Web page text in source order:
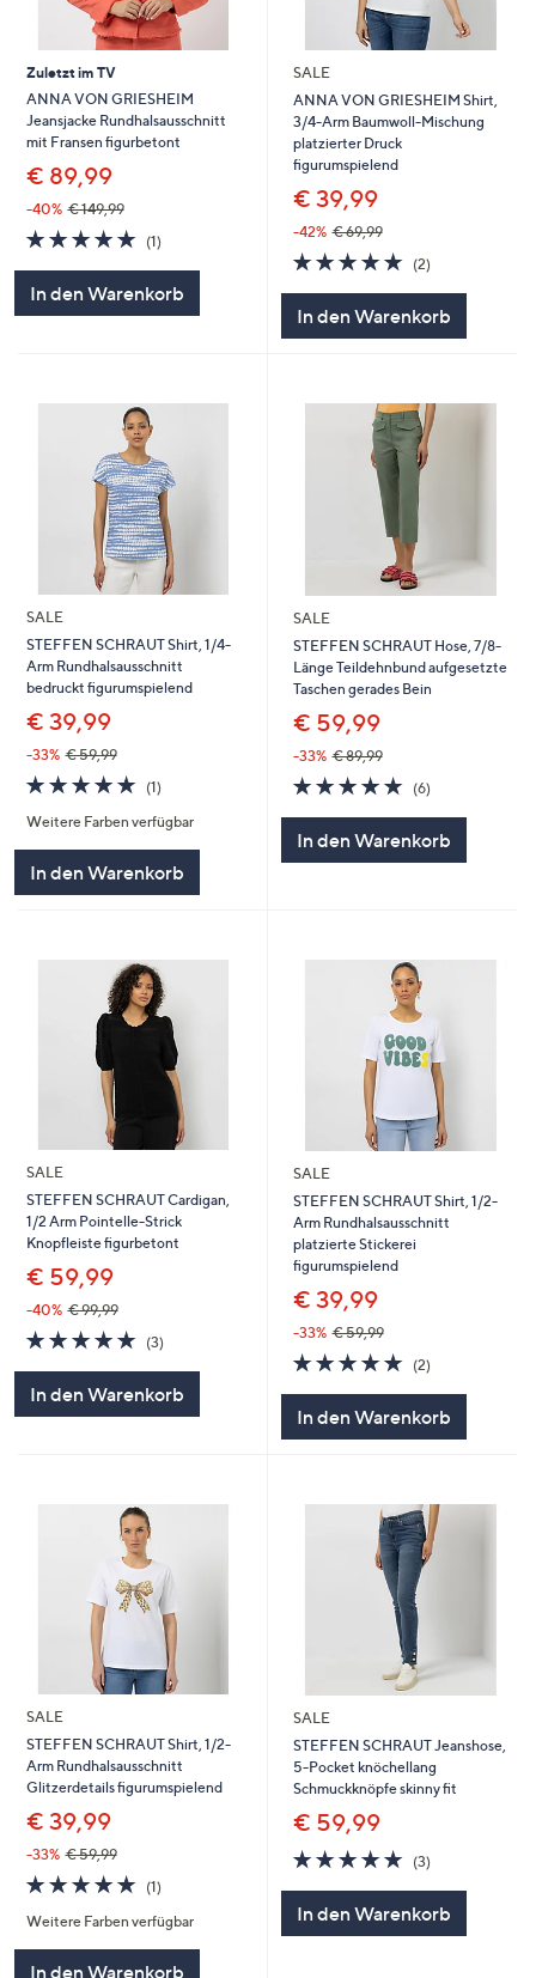
Zuletzt im TV
ANNA VON GRIESHEIM
Jeansjacke Rundhalsausschnitt
mit Fransen figurbetont
€ 89,99
-40% € 149,99
5.0
von
5
(1)
In den Warenkorb
SALE
ANNA VON GRIESHEIM Shirt,
3/4-Arm Baumwoll-Mischung
platzierter Druck
figurumspielend
€ 39,99
-42% € 69,99
5.0
von
(2)2
In den Warenkorb
SALE
STEFFEN SCHRAUT Shirt, 1/4-
Arm Rundhalsausschnitt
bedruckt figurumspielend
€ 39,99
-33% € 59,99
5.0
von
5
(1)
Weitere Farben verfügbar
In den Warenkorb
SALE
STEFFEN SCHRAUT Hose, 7/8-
Länge Teildehnbund aufgesetzte
Taschen gerades Bein
€ 59,99
-33% € 89,99
5.0
von
5
(6)
In den Warenkorb
SALE
STEFFEN SCHRAUT Cardigan,
1/2 Arm Pointelle-Strick
Knopfleiste figurbetont
€ 59,99
-40% € 99,99
5.0
von
5
(3)
In den Warenkorb
SALE
STEFFEN SCHRAUT Shirt, 1/2-
Arm Rundhalsausschnitt
platzierte Stickerei
figurumspielend
€ 39,99
-33% € 59,99
5.0
von
5
(2)
In den Warenkorb
SALE
STEFFEN SCHRAUT Shirt, 1/2-
Arm Rundhalsausschnitt
Glitzerdetails figurumspielend
€ 39,99
-33% € 59,99
5.0
von
5
(1)
Weitere Farben verfügbar
In den Warenkorb
SALE
STEFFEN SCHRAUT Jeanshose,
5-Pocket knöchellang
Schmuckknöpfe skinny fit
€ 59,99
5.0
von
5
(3)
In den Warenkorb